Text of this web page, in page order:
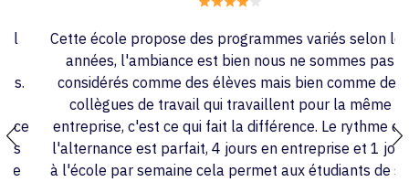
Cette école propose des programmes variés selon les
années, l'ambiance est bien nous ne sommes pas
considérés comme des élèves mais bien comme des
collègues de travail qui travaillent pour la même
entreprise, c'est ce qui fait la différence. Le rythme de
l'alternance est parfait, 4 jours en entreprise et 1 jour
à l'école par semaine cela permet aux étudiants de se